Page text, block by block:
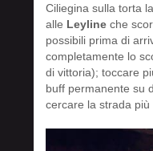
Ciliegina sulla torta
alle Leyline che
possibili prima di
completamente lo
di vittoria); toccare
buff permanente su
cercare la strada più